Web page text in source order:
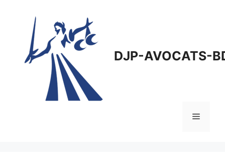
DJP-AVOCATS-
Menu